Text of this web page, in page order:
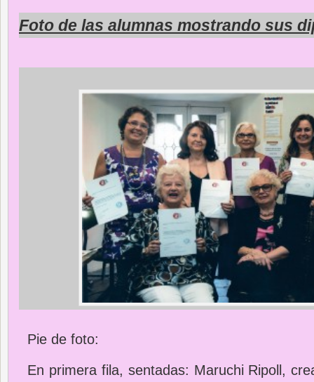
Foto de las alumnas mostrando sus
Pie de foto:
En primera fila, sentadas: Maruchi Ripoll,